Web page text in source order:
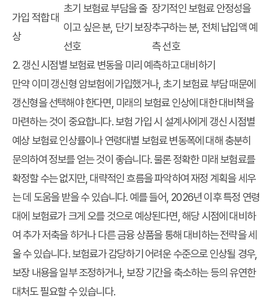
가입 적합 대
상
초기 보험료 부담을 줄
이고 싶은 분, 단기 보장
선호
장기적인 보험료 안정성을
추구하는 분, 전체 납입액 예
측 선호
2. 갱신 시점별 보험료 변동을 미리 예측하고 대비하기
만약 이미 갱신형 암보험에 가입했거나, 초기 보험료 부담 때문에
갱신형을 선택해야 한다면, 미래의 보험료 인상에 대한 대비책을
마련하는 것이 중요합니다. 보험 가입 시 설계사에게 갱신 시점별
예상 보험료 인상률이나 연령대별 보험료 변동폭에 대해 충분히
문의하여 정보를 얻는 것이 좋습니다. 물론 정확한 미래 보험료를
확정할 수는 없지만, 대략적인 흐름을 파악하여 재정 계획을 세우
는 데 도움을 받을 수 있습니다. 예를 들어, 2026년 이후 특정 연령
대에 보험료가 크게 오를 것으로 예상된다면, 해당 시점에 대비하
여 추가 저축을 하거나 다른 금융 상품을 통해 대비하는 전략을 세
울 수 있습니다. 보험료가 감당하기 어려운 수준으로 인상될 경우,
보장 내용을 일부 조정하거나, 보장 기간을 축소하는 등의 유연한
대처도 필요할 수 있습니다.